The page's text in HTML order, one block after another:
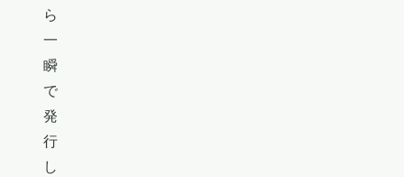
ら
一
瞬
で
発
行
し